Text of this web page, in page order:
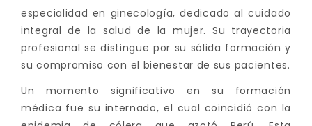
especialidad en ginecología, dedicado al cuidado
integral de la salud de la mujer. Su trayectoria
profesional se distingue por su sólida formación y
su compromiso con el bienestar de sus pacientes.
Un momento significativo en su formación
médica fue su internado, el cual coincidió con la